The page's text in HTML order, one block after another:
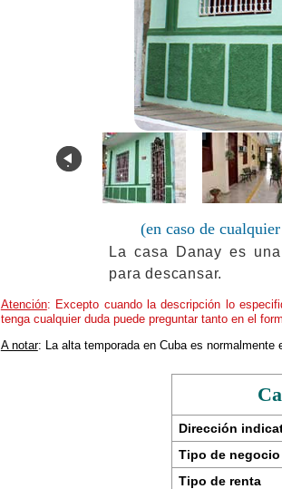
.
(en caso de
La casa Danay es
para descansar.
Atención: Excepto cuando la descripción lo
tenga cualquier duda puede preguntar tanto en el
A notar: La alta temporada en Cuba es
Dirección
Tipo de negocio
Tipo de renta